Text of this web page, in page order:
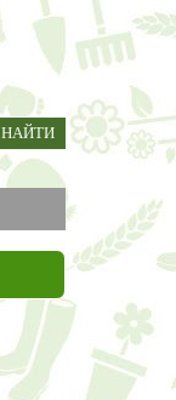
НАЙТИ